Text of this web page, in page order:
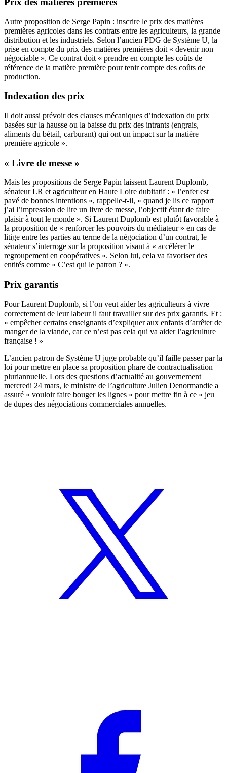
Autre proposition de Serge Papin : inscrire le prix des matières
premières agricoles dans les contrats entre les agriculteurs, la grande
distribution et les industriels. Selon l’ancien PDG de Système U, la
prise en compte du prix des matières premières doit « devenir non
négociable ». Ce contrat doit « prendre en compte les coûts de
référence de la matière première pour tenir compte des coûts de
production.
Indexation des prix
Il doit aussi prévoir des clauses mécaniques d’indexation du prix
basées sur la hausse ou la baisse du prix des intrants (engrais,
aliments du bétail, carburant) qui ont un impact sur la matière
première agricole ».
« Livre de messe »
Mais les propositions de Serge Papin laissent Laurent Duplomb,
sénateur LR et agriculteur en Haute Loire dubitatif : « l’enfer est
pavé de bonnes intentions », rappelle-t-il, « quand je lis ce rapport
j’ai l’impression de lire un livre de messe, l’objectif étant de faire
plaisir à tout le monde ». Si Laurent Duplomb est plutôt favorable à
la proposition de « renforcer les pouvoirs du médiateur » en cas de
litige entre les parties au terme de la négociation d’un contrat, le
sénateur s’interroge sur la proposition visant à « accélérer le
regroupement en coopératives ». Selon lui, cela va favoriser des
entités comme « C’est qui le patron ? ».
Prix garantis
Pour Laurent Duplomb, si l’on veut aider les agriculteurs à vivre
correctement de leur labeur il faut travailler sur des prix garantis. Et :
« empêcher certains enseignants d’expliquer aux enfants d’arrêter de
manger de la viande, car ce n’est pas cela qui va aider l’agriculture
française ! »
L’ancien patron de Système U juge probable qu’il faille passer par la
loi pour mettre en place sa proposition phare de contractualisation
pluriannuelle. Lors des questions d’actualité au gouvernement
mercredi 24 mars, le ministre de l’agriculture Julien Denormandie a
assuré « vouloir faire bouger les lignes » pour mettre fin à ce « jeu
de dupes des négociations commerciales annuelles.